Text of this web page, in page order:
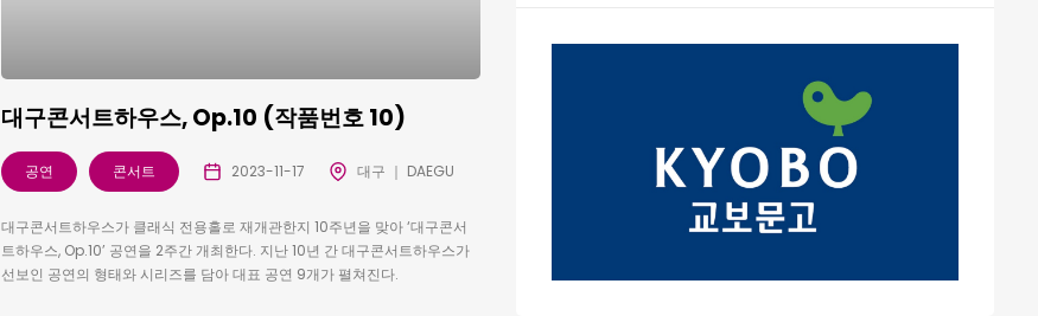
대구콘서트하우스, Op.10 (작품번호 10)
공연 콘서트 2023-11-17 대구 ｜ DAEGU
대구콘서트하우스가 클래식 전용홀로 재개관한지 10주년을 맞아 ‘대구콘서
트하우스, Op.10’ 공연을 2주간 개최한다. 지난 10년 간 대구콘서트하우스가
선보인 공연의 형태와 시리즈를 담아 대표 공연 9개가 펼쳐진다.